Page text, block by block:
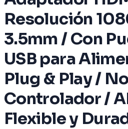
Resolución
3.5mm / Con
USB para
Plug & Play /
Controlador /
Flexible y